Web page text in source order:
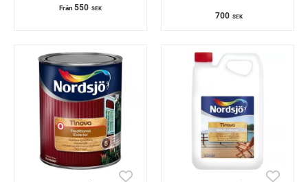
Från 550 SEK
700 SEK